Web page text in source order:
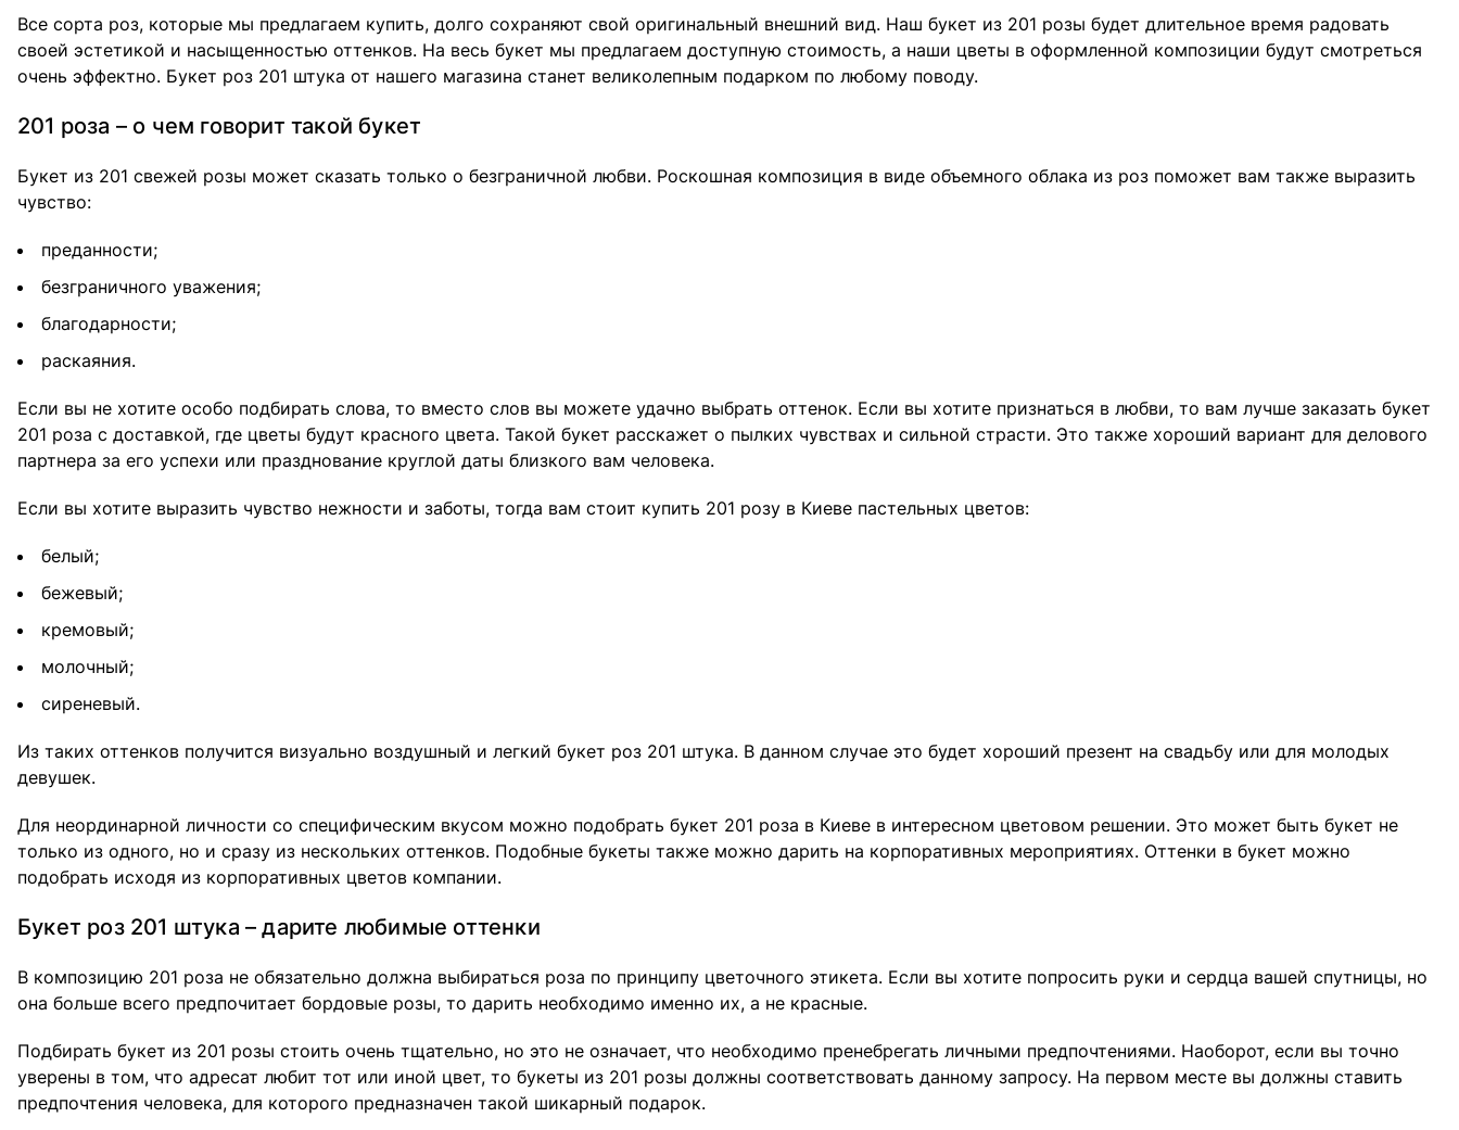
Все сорта роз, которые мы предлагаем купить, долго сохраняют свой оригинальный внешний вид. Наш букет из 201 розы будет длительное время радовать
своей эстетикой и насыщенностью оттенков. На весь букет мы предлагаем доступную стоимость, а наши цветы в оформленной композиции будут смотреться
очень эффектно. Букет роз 201 штука от нашего магазина станет великолепным подарком по любому поводу.
201 роза – о чем говорит такой букет
Букет из 201 свежей розы может сказать только о безграничной любви. Роскошная композиция в виде объемного облака из роз поможет вам также выразить
чувство:
преданности;
безграничного уважения;
благодарности;
раскаяния.
Если вы не хотите особо подбирать слова, то вместо слов вы можете удачно выбрать оттенок. Если вы хотите признаться в любви, то вам лучше заказать букет
201 роза с доставкой, где цветы будут красного цвета. Такой букет расскажет о пылких чувствах и сильной страсти. Это также хороший вариант для делового
партнера за его успехи или празднование круглой даты близкого вам человека.
Если вы хотите выразить чувство нежности и заботы, тогда вам стоит купить 201 розу в Киеве пастельных цветов:
белый;
бежевый;
кремовый;
молочный;
сиреневый.
Из таких оттенков получится визуально воздушный и легкий букет роз 201 штука. В данном случае это будет хороший презент на свадьбу или для молодых
девушек.
Для неординарной личности со специфическим вкусом можно подобрать букет 201 роза в Киеве в интересном цветовом решении. Это может быть букет не
только из одного, но и сразу из нескольких оттенков. Подобные букеты также можно дарить на корпоративных мероприятиях. Оттенки в букет можно
подобрать исходя из корпоративных цветов компании.
Букет роз 201 штука – дарите любимые оттенки
В композицию 201 роза не обязательно должна выбираться роза по принципу цветочного этикета. Если вы хотите попросить руки и сердца вашей спутницы, но
она больше всего предпочитает бордовые розы, то дарить необходимо именно их, а не красные.
Подбирать букет из 201 розы стоить очень тщательно, но это не означает, что необходимо пренебрегать личными предпочтениями. Наоборот, если вы точно
уверены в том, что адресат любит тот или иной цвет, то букеты из 201 розы должны соответствовать данному запросу. На первом месте вы должны ставить
предпочтения человека, для которого предназначен такой шикарный подарок.